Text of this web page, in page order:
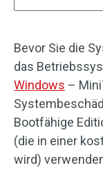
Bevor Sie die
das
Windows –
Bootfähige
(die in einer
wird)